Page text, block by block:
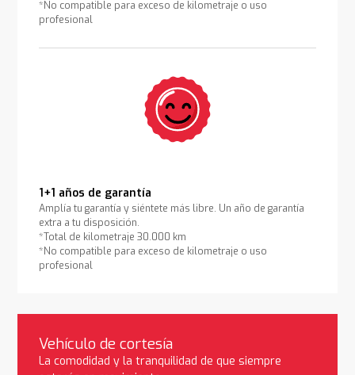
*No compatible para exceso de kilometraje o uso
profesional
1+1 años de garantía
Amplía tu garantía y siéntete más libre. Un año de garantía
extra a tu disposición.
*Total de kilometraje 30.000 km
*No compatible para exceso de kilometraje o uso
profesional
Vehículo de cortesía
La comodidad y la tranquilidad de que siempre